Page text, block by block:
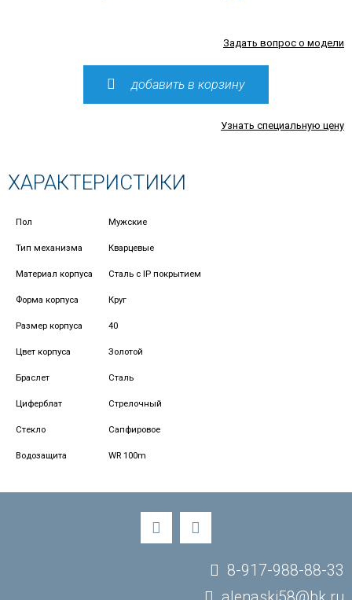
Задать вопрос о модели
добавить в корзину
Узнать специальную цену
ХАРАКТЕРИСТИКИ
Пол Мужские
Тип механизма Кварцевые
Материал корпуса Сталь с IP покрытием
Форма корпуса Круг
Размер корпуса 40
Цвет корпуса Золотой
Браслет Сталь
Циферблат Стрелочный
Стекло Сапфировое
Водозащита WR 100m
8-917-988-88-33